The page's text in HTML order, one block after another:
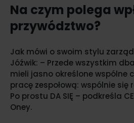
Na czym polega
przywództwo?
Jak mówi o swoim stylu
Jóźwik: – Przede wszystkim
mieli jasno określone wspólne
pracę zespołową: wspólnie się
Po prostu DA SIĘ – podkreśla
Oney.